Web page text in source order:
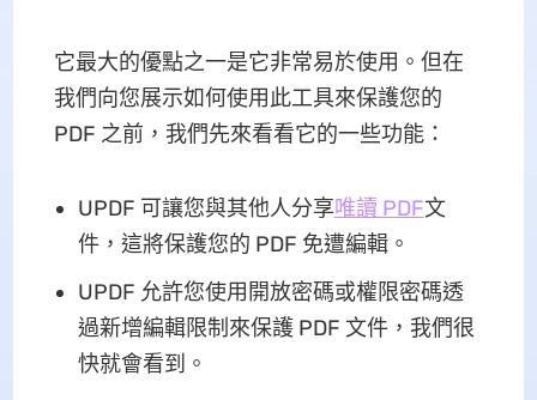
它最大的優點之一是它非常易於使用。但在
我們向您展示如何使用此工具來保護您的
PDF 之前，我們先來看看它的一些功能：
UPDF 可讓您與其他人分享唯讀 PDF文
件，這將保護您的 PDF 免遭編輯。
UPDF 允許您使用開放密碼或權限密碼透
過新增編輯限制來保護 PDF 文件，我們很
快就會看到。